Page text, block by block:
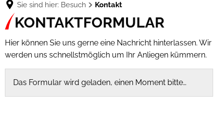
Sie sind hier: Besuch Kontakt
Kontakt
KONTAKTFORMULAR
Hier können Sie uns gerne eine Nachricht hinterlassen. Wir
werden uns schnellstmöglich um Ihr Anliegen kümmern.
Das Formular wird geladen, einen Moment bitte…